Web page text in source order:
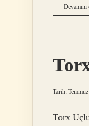
Tarih:
Torx